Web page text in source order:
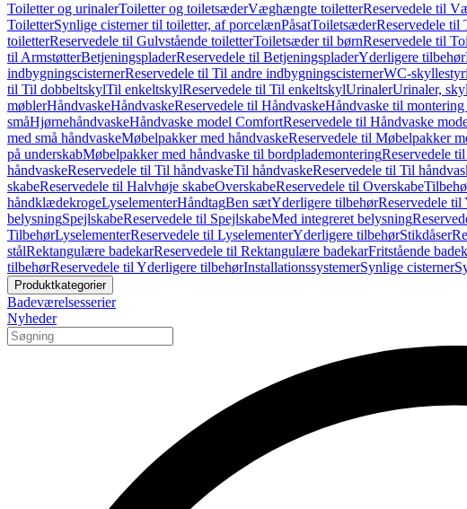
Toiletter og urinalerToiletter og toiletsæderVæghængte toiletterReservedele til
ToiletterSynlige cisterner til toiletter, af porcelænPåsatToiletsæderReservedele til
toiletterReservedele til Gulvstående toiletterToiletsæder til børnReservedele til
til ArmstøtterBetjeningspladerReservedele til BetjeningspladerYderligere tilbehør
indbygningscisternerReservedele til Til andre indbygningscisternerWC-
til Til dobbeltskylTil enkeltskylReservedele til Til enkeltskylUrinalerUrinaler,
møblerHåndvaskeHåndvaskeReservedele til HåndvaskeHåndvaske til montering
småHjørnehåndvaskeHåndvaske model ComfortReservedele til Håndvaske
med små håndvaskeMøbelpakker med håndvaskeReservedele til Møbelpakker
på underskabMøbelpakker med håndvaske til bordplademonteringReservedele
håndvaskeReservedele til Til håndvaskeTil håndvaskeReservedele til Til
skabeReservedele til Halvhøje skabeOverskabeReservedele til Overskabe
håndklædekrogeLyselementerHåndtagBen sætYderligere tilbehørReservedele
belysningSpejlskabeReservedele til SpejlskabeMed integreret belysning
TilbehørLyselementerReservedele til LyselementerYderligere tilbehørStikdåser
stålRektangulære badekarReservedele til Rektangulære badekarFritstående
tilbehørReservedele til Yderligere tilbehørInstallationssystemerSynlige cisterner
Produktkategorier
Badeværelsesserier
Nyheder